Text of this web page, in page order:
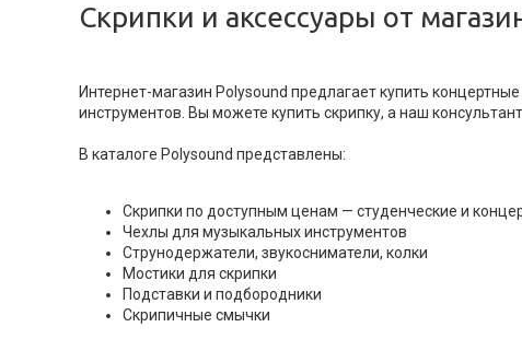
Скрипки и аксессуары от
Интернет-магазин Polysound предлагает купить
инструментов. Вы можете купить скрипку, а наш
В каталоге Polysound представлены:
Скрипки по доступным ценам — студенческие и
Чехлы для музыкальных инструментов
Струнодержатели, звукосниматели, колки
Мостики для скрипки
Подставки и подбородники
Скрипичные смычки